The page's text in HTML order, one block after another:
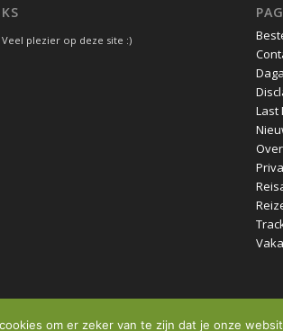
plezier op deze site :)
Last
om er zeker van te zijn dat je onze